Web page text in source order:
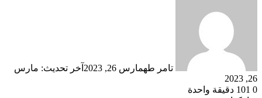
تامر طهمارس 26, 2023
آخر تحديث: مارس
26, 2023
0
دقيقة واحدة